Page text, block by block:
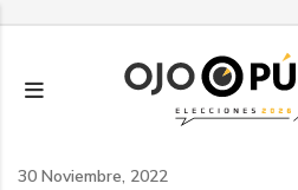
principal
30 Noviembre, 2022